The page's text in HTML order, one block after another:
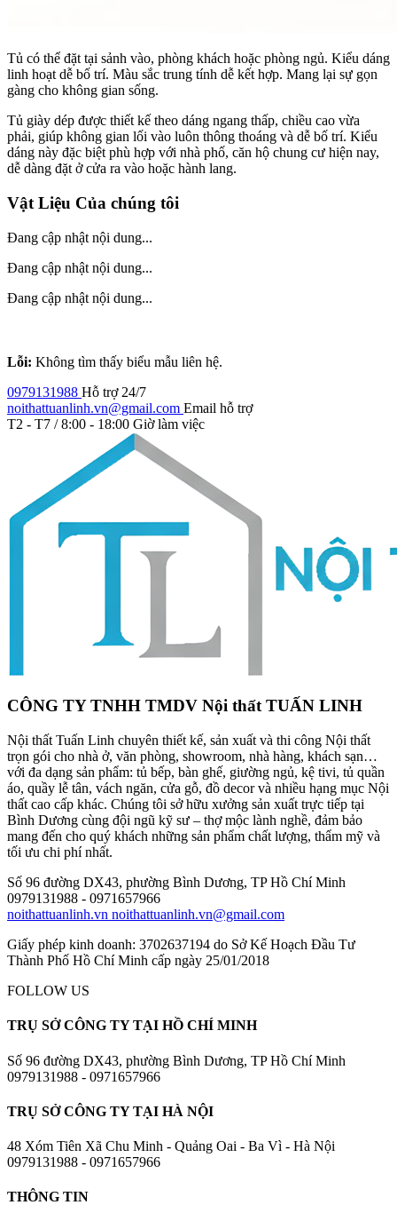
Tủ có thể đặt tại sảnh vào, phòng khách hoặc phòng ngủ. Kiểu dáng
linh hoạt dễ bố trí. Màu sắc trung tính dễ kết hợp. Mang lại sự gọn
gàng cho không gian sống.
Tủ giày dép được thiết kế theo dáng ngang thấp, chiều cao vừa
phải, giúp không gian lối vào luôn thông thoáng và dễ bố trí. Kiểu
dáng này đặc biệt phù hợp với nhà phố, căn hộ chung cư hiện nay,
dễ dàng đặt ở cửa ra vào hoặc hành lang.
Vật Liệu Của chúng tôi
Đang cập nhật nội dung...
Đang cập nhật nội dung...
Đang cập nhật nội dung...
Lỗi: Không tìm thấy biểu mẫu liên hệ.
0979131988 Hỗ trợ 24/7
noithattuanlinh.vn@gmail.com Email hỗ trợ
T2 - T7 / 8:00 - 18:00 Giờ làm việc
CÔNG TY TNHH TMDV Nội thất TUẤN LINH
Nội thất Tuấn Linh chuyên thiết kế, sản xuất và thi công Nội thất
trọn gói cho nhà ở, văn phòng, showroom, nhà hàng, khách sạn…
với đa dạng sản phẩm: tủ bếp, bàn ghế, giường ngủ, kệ tivi, tủ quần
áo, quầy lễ tân, vách ngăn, cửa gỗ, đồ decor và nhiều hạng mục Nội
thất cao cấp khác. Chúng tôi sở hữu xưởng sản xuất trực tiếp tại
Bình Dương cùng đội ngũ kỹ sư – thợ mộc lành nghề, đảm bảo
mang đến cho quý khách những sản phẩm chất lượng, thẩm mỹ và
tối ưu chi phí nhất.
Số 96 đường DX43, phường Bình Dương, TP Hồ Chí Minh
0979131988 - 0971657966
noithattuanlinh.vn noithattuanlinh.vn@gmail.com
Giấy phép kinh doanh: 3702637194 do Sở Kế Hoạch Đầu Tư
Thành Phố Hồ Chí Minh cấp ngày 25/01/2018
FOLLOW US
TRỤ SỞ CÔNG TY TẠI HỒ CHÍ MINH
Số 96 đường DX43, phường Bình Dương, TP Hồ Chí Minh
0979131988 - 0971657966
TRỤ SỞ CÔNG TY TẠI HÀ NỘI
48 Xóm Tiên Xã Chu Minh - Quảng Oai - Ba Vì - Hà Nội
0979131988 - 0971657966
THÔNG TIN